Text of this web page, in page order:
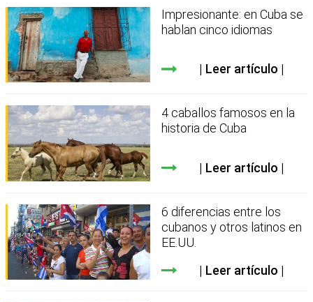
Impresionante: en Cuba se
hablan cinco idiomas
Leer artículo
4 caballos famosos en la
historia de Cuba
Leer artículo
6 diferencias entre los
cubanos y otros latinos en
EE.UU.
Leer artículo